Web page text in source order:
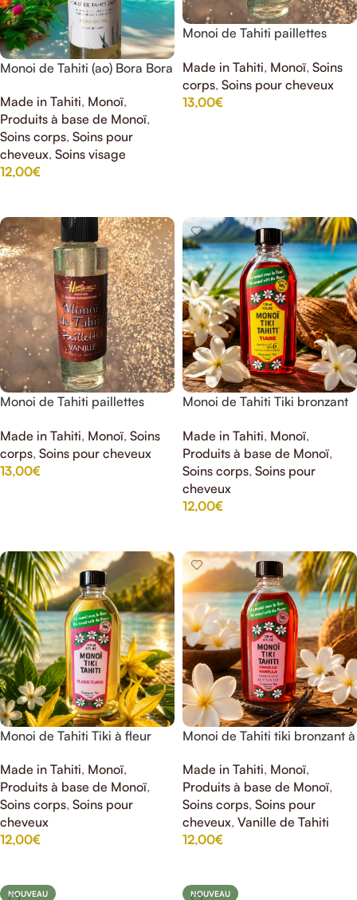
Monoi de Tahiti (ao) Bora Bora
Made in Tahiti, Monoï,
Produits à base de Monoï,
Soins corps, Soins pour
cheveux, Soins visage
12,00€
Monoi de Tahiti paillettes
Made in Tahiti, Monoï, Soins
corps, Soins pour cheveux
13,00€
Monoi de Tahiti paillettes
Made in Tahiti, Monoï, Soins
corps, Soins pour cheveux
13,00€
Monoi de Tahiti Tiki bronzant
Made in Tahiti, Monoï,
Produits à base de Monoï,
Soins corps, Soins pour
cheveux
12,00€
Monoi de Tahiti Tiki à fleur
Made in Tahiti, Monoï,
Produits à base de Monoï,
Soins corps, Soins pour
cheveux
12,00€
Monoi de Tahiti tiki bronzant à
Made in Tahiti, Monoï,
Produits à base de Monoï,
Soins corps, Soins pour
cheveux, Vanille de Tahiti
12,00€
NOUVEAU NOUVEAU